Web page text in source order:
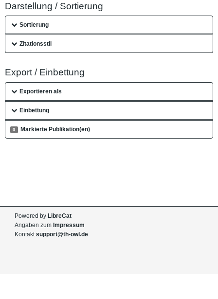
Darstellung / Sortierung
Sortierung
Zitationsstil
Export / Einbettung
Exportieren als
Einbettung
0 Markierte Publikation(en)
Powered by LibreCat
Angaben zum Impressum
Kontaktsupport@th-owl.de